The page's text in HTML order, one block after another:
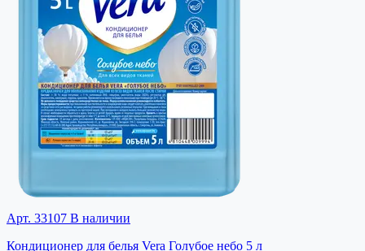
Арт. 33107 В наличии
Кондиционер для белья Vera Голубое небо 5 л